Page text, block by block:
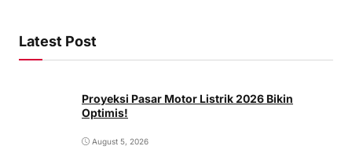
Latest Post
Proyeksi Pasar Motor Listrik 2026 Bikin
Optimis!
August 5, 2026